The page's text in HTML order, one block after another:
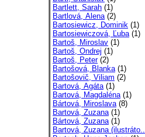
Bartlett, Sarah (1)
Bartlová, Alena(2)
Bartosiewicz, Dominik (1)
Bartosiewiczová, Ľuba(1)
Bartoš, Miroslav (1)
Bartoš, Ondrej (1)
Bartoš, Peter(2)
Bartošová, Blanka(1)
Bartošovič, Viliam (2)
Bartová, Agáta(1)
Bartová, Magdaléna(1)
Bártová, Miroslava(8)
Bartová, Zuzana(1)
Bártová, Zuzana(1)
Bartová, Zuzana (ilustráto..